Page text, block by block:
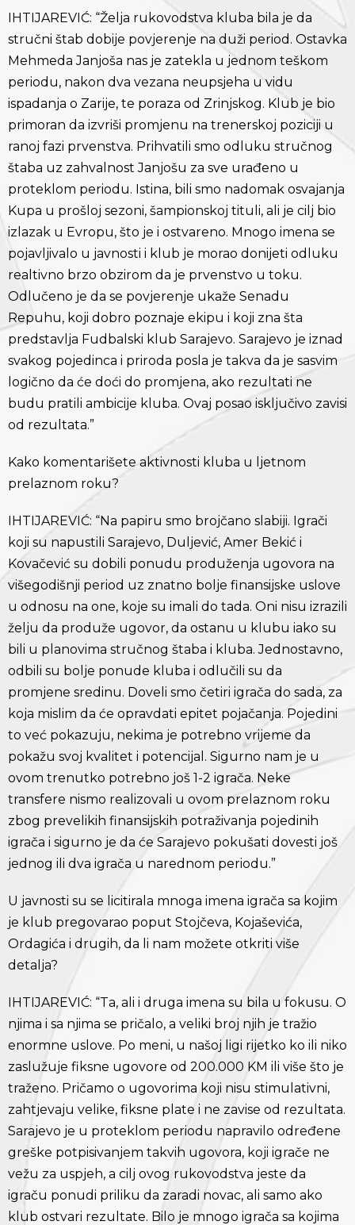
IHTIJAREVIĆ: “Želja rukovodstva kluba bila je da
stručni štab dobije povjerenje na duži period. Ostavka
Mehmeda Janjoša nas je zatekla u jednom teškom
periodu, nakon dva vezana neupsjeha u vidu
ispadanja o Zarije, te poraza od Zrinjskog. Klub je bio
primoran da izvriši promjenu na trenerskoj poziciji u
ranoj fazi prvenstva. Prihvatili smo odluku stručnog
štaba uz zahvalnost Janjošu za sve urađeno u
proteklom periodu. Istina, bili smo nadomak osvajanja
Kupa u prošloj sezoni, šampionskoj tituli, ali je cilj bio
izlazak u Evropu, što je i ostvareno. Mnogo imena se
pojavljivalo u javnosti i klub je morao donijeti odluku
realtivno brzo obzirom da je prvenstvo u toku.
Odlučeno je da se povjerenje ukaže Senadu
Repuhu, koji dobro poznaje ekipu i koji zna šta
predstavlja Fudbalski klub Sarajevo. Sarajevo je iznad
svakog pojedinca i priroda posla je takva da je sasvim
logično da će doći do promjena, ako rezultati ne
budu pratili ambicije kluba. Ovaj posao isključivo zavisi
od rezultata.”
Kako komentarišete aktivnosti kluba u ljetnom
prelaznom roku?
IHTIJAREVIĆ: “Na papiru smo brojčano slabiji. Igrači
koji su napustili Sarajevo, Duljević, Amer Bekić i
Kovačević su dobili ponudu produženja ugovora na
višegodišnji period uz znatno bolje finansijske uslove
u odnosu na one, koje su imali do tada. Oni nisu izrazili
želju da produže ugovor, da ostanu u klubu iako su
bili u planovima stručnog štaba i kluba. Jednostavno,
odbili su bolje ponude kluba i odlučili su da
promjene sredinu. Doveli smo četiri igrača do sada, za
koja mislim da će opravdati epitet pojačanja. Pojedini
to već pokazuju, nekima je potrebno vrijeme da
pokažu svoj kvalitet i potencijal. Sigurno nam je u
ovom trenutko potrebno još 1-2 igrača. Neke
transfere nismo realizovali u ovom prelaznom roku
zbog prevelikih finansijskih potraživanja pojedinih
igrača i sigurno je da će Sarajevo pokušati dovesti još
jednog ili dva igrača u narednom periodu.”
U javnosti su se licitirala mnoga imena igrača sa kojim
je klub pregovarao poput Stojčeva, Kojaševića,
Ordagića i drugih, da li nam možete otkriti više
detalja?
IHTIJAREVIĆ: “Ta, ali i druga imena su bila u fokusu. O
njima i sa njima se pričalo, a veliki broj njih je tražio
enormne uslove. Po meni, u našoj ligi rijetko ko ili niko
zaslužuje fiksne ugovore od 200.000 KM ili više što je
traženo. Pričamo o ugovorima koji nisu stimulativni,
zahtjevaju velike, fiksne plate i ne zavise od rezultata.
Sarajevo je u proteklom periodu napravilo određene
greške potpisivanjem takvih ugovora, koji igrače ne
vežu za uspjeh, a cilj ovog rukovodstva jeste da
igraču ponudi priliku da zaradi novac, ali samo ako
klub ostvari rezultate. Bilo je mnogo igrača sa kojima